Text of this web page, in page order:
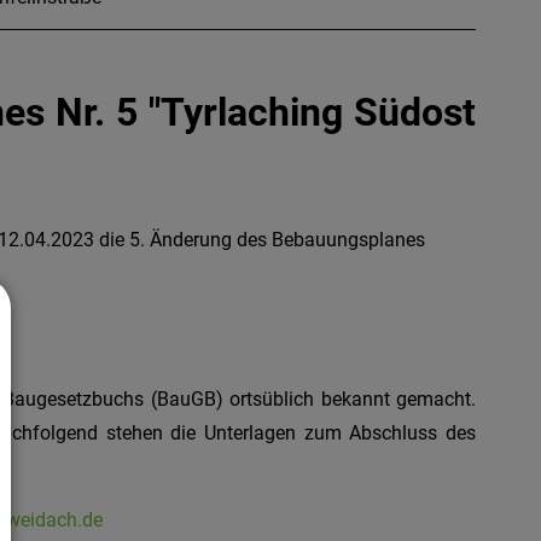
Nr. 5 "Tyrlaching Südost
die 5. Änderung des Bebauungsplanes
(BauGB) ortsüblich bekannt gemacht.
stehen die Unterlagen zum Abschluss des